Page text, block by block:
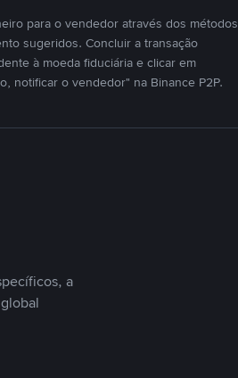
para o vendedor através dos métodos
sugeridos. Concluir a transação
à moeda fiduciária e clicar em
notificar o vendedor" na Binance P2P.
a